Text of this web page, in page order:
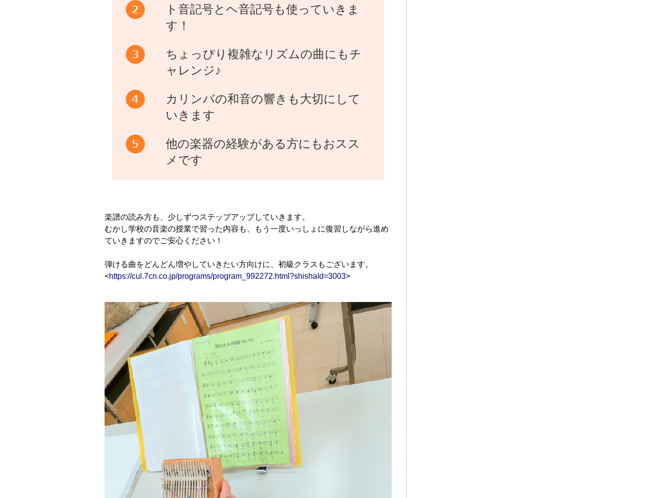
ト音記号とヘ音記号も使っていきま
す！
ちょっぴり複雑なリズムの曲にもチ
ャレンジ♪
カリンバの和音の響きも大切にして
いきます
他の楽器の経験がある方にもおスス
メです
楽譜の読み方も、少しずつステップアップしていきます。
むかし学校の音楽の授業で習った内容も、もう一度いっしょに復習しながら進め
ていきますのでご安心ください！
弾ける曲をどんどん増やしていきたい方向けに、初級クラスもございます。
<https://cul.7cn.co.jp/programs/program_992272.html?shishaId=3003>